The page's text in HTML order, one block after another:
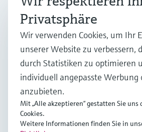
info.ch@endress.com
Produkte & Dienstleistungen
Branchen
Privatsphäre
Wir verwenden Cookies, um Ihr
unserer Website zu verbessern,
durch Statistiken zu optimieren
individuell angepasste Werbung
anzubieten.
Mit „Alle akzeptieren“ gestatten Sie uns
Cookies.
Weitere Informationen finden Sie in